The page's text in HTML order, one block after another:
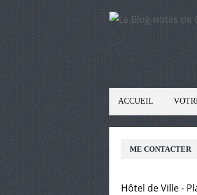
ACCUEIL
ME CONTACTER
Hôtel de Ville -